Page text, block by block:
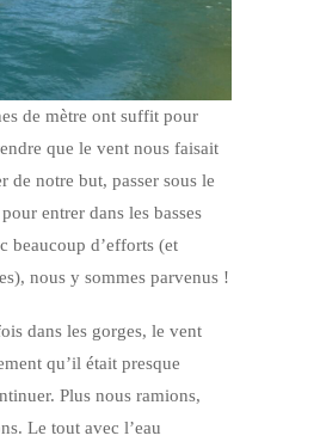
de mètre ont suffit pour
que le vent nous faisait
de notre but, passer sous le
entrer dans les basses
beaucoup d’efforts (et
nous y sommes parvenus !
dans les gorges, le vent
qu’il était presque
Plus nous ramions,
Le tout avec l’eau